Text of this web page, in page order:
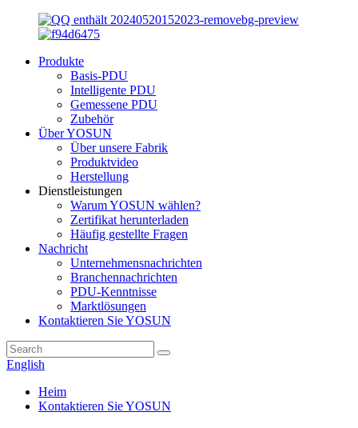
Produkte
Basis-PDU
Intelligente PDU
Gemessene PDU
Zubehör
Über YOSUN
Über unsere Fabrik
Produktvideo
Herstellung
Dienstleistungen
Warum YOSUN wählen?
Zertifikat herunterladen
Häufig gestellte Fragen
Nachricht
Unternehmensnachrichten
Branchennachrichten
PDU-Kenntnisse
Marktlösungen
Kontaktieren Sie YOSUN
English
Heim
Kontaktieren Sie YOSUN